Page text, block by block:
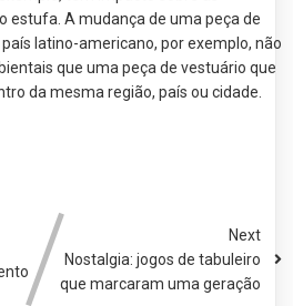
estufa. A mudança de uma peça de
latino-americano, por exemplo, não
que uma peça de vestuário que
da mesma região, país ou cidade.
Next
Nostalgia: jogos de tabuleiro
que marcaram uma geração